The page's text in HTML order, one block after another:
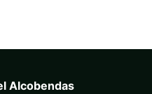
Alcobendas